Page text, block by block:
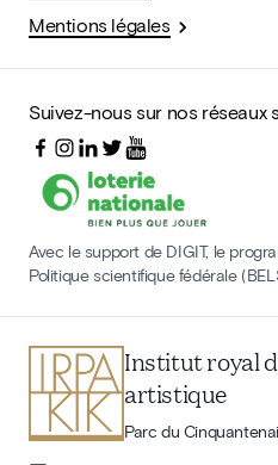
Mentions légales
Suivez-nous sur nos réseaux
Avec le support de DIGIT, le
Politique scientifique fédérale
Institut royal
artistique
Parc du